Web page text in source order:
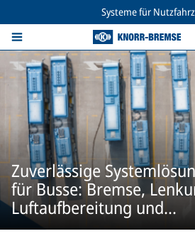
Systeme für
Zuverlässige
für Busse: Bremse,
Luftaufbereitung und
Fahrerassistenzsyteme